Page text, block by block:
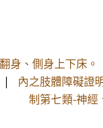
身、側身上下床
| 內之肢體障礙證
制第七類-神經